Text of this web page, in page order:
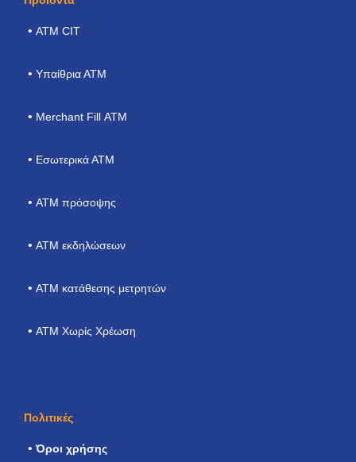
ΑΤΜ CIT
Υπαίθρια ΑΤΜ
Merchant Fill ΑΤΜ
Εσωτερικά ΑΤΜ
ΑΤΜ πρόσοψης
ATM εκδηλώσεων
ΑΤΜ κατάθεσης μετρητών
ATM Χωρίς Χρέωση
Πολιτικές
Όροι χρήσης